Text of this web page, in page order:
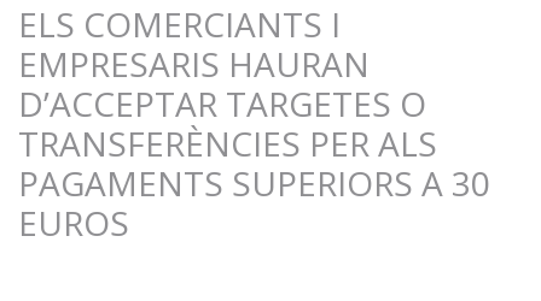
ELS COMERCIANTS I
EMPRESARIS HAURAN
D’ACCEPTAR TARGETES O
TRANSFERÈNCIES PER ALS
PAGAMENTS SUPERIORS A 30
EUROS